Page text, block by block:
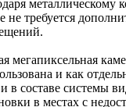
металлическому
не требуется
мегапиксельная
и как
в составе системы
в местах с